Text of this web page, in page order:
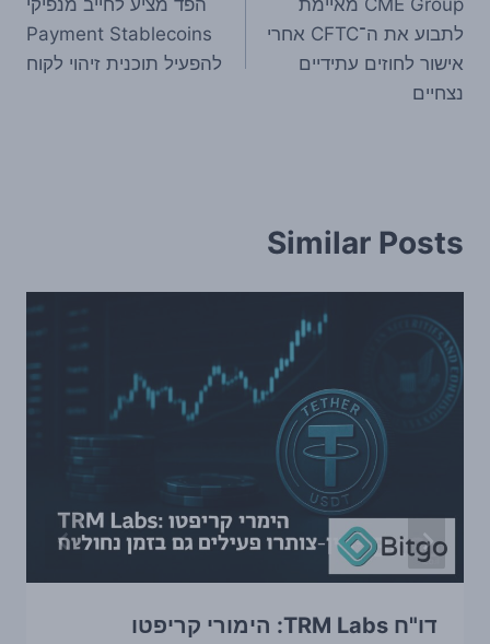
לתבוע את ה־CFTC אחרי
אישור לחוזים עתידיים
נצחיים
Payment Stablecoins
להפעיל תוכנית זיהוי לקוח
Similar Posts
דו"ח TRM Labs: הימורי קריפטו